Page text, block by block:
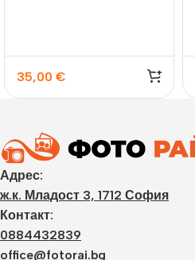
35,00 €
Адрес:
ж.к. Младост 3, 1712 София
Контакт:
0884432839
office@fotorai.bg